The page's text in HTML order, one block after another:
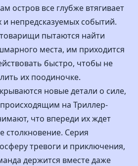
остров все глубже втягивает
и непредсказуемых событий.
пытаются найти
места, им приходится
быстро, чтобы не
их поодиночке.
новые детали о силе,
на Триллер-
что впереди их ждет
столкновение. Серия
тревоги и приключения,
держится вместе даже